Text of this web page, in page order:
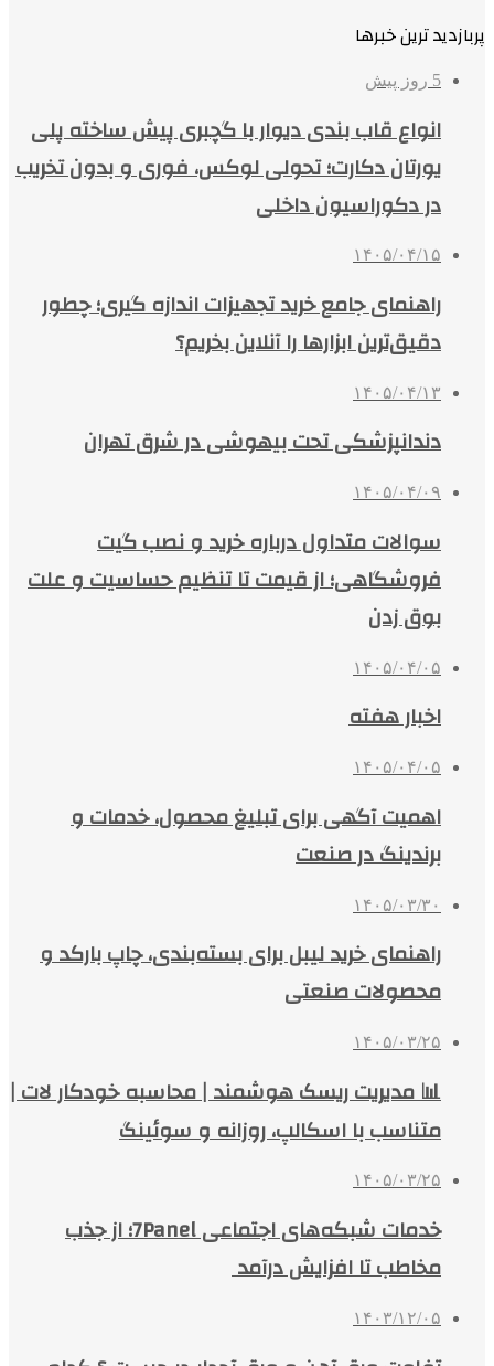
پربازدید ترین خبرها
5 روز پیش
انواع قاب بندی دیوار با گچبری پیش ساخته پلی
یورتان دکارت؛ تحولی لوکس، فوری و بدون تخریب
در دکوراسیون داخلی
۱۴۰۵/۰۴/۱۵
راهنمای جامع خرید تجهیزات اندازه گیری؛ چطور
دقیق‌ترین ابزارها را آنلاین بخریم؟
۱۴۰۵/۰۴/۱۳
دندانپزشکی تحت بیهوشی در شرق تهران
۱۴۰۵/۰۴/۰۹
سوالات متداول درباره خرید و نصب گیت
فروشگاهی؛ از قیمت تا تنظیم حساسیت و علت
بوق زدن
۱۴۰۵/۰۴/۰۵
اخبار هفته
۱۴۰۵/۰۴/۰۵
اهمیت آگهی برای تبلیغ محصول، خدمات و
برندینگ در صنعت
۱۴۰۵/۰۳/۳۰
راهنمای خرید لیبل برای بسته‌بندی، چاپ بارکد و
محصولات صنعتی
۱۴۰۵/۰۳/۲۵
📊 مدیریت ریسک هوشمند | محاسبه خودکار لات |
متناسب با اسکالپ، روزانه و سوئینگ
۱۴۰۵/۰۳/۲۵
خدمات شبکه‌های اجتماعی 7Panel؛ از جذب
مخاطب تا افزایش درآمد
۱۴۰۳/۱۲/۰۵